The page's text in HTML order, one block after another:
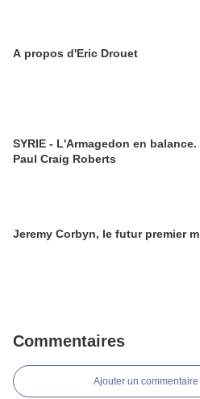
A propos d'Eric Drouet
SYRIE - L'Armagedon en balance.
Paul Craig Roberts
Jeremy Corbyn, le futur premier
Commentaires
Ajouter un commentaire